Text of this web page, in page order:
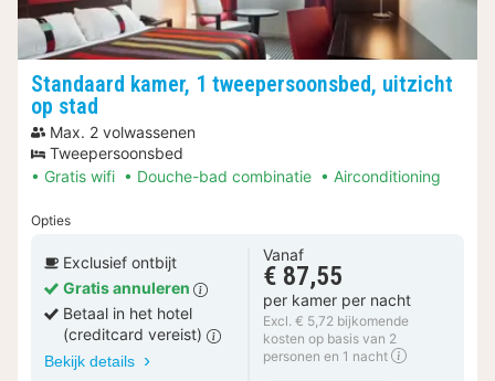
Standaard kamer, 1 tweepersoonsbed, uitzicht
op stad
Max. 2 volwassenen
Tweepersoonsbed
Gratis wifi
Douche-bad combinatie Airconditioning
Opties
Exclusief ontbijt
Gratis annuleren
Betaal in het hotel
(creditcard vereist)
Bekijk details
Vanaf
€ 87,55
per kamer per nacht
Excl. € 5,72 bijkomende
kosten op basis van 2
personen en 1 nacht